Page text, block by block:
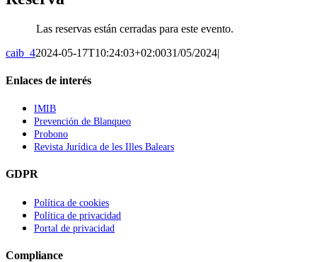
Las reservas están cerradas para este evento.
caib_42024-05-17T10:24:03+02:0031/05/2024|
Enlaces de interés
IMIB
Prevención de Blanqueo
Probono
Revista Jurídica de les Illes Balears
GDPR
Política de cookies
Política de privacidad
Portal de privacidad
Compliance